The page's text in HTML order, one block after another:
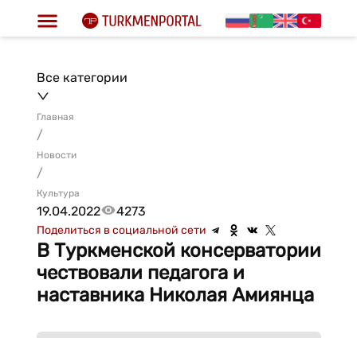
Все категории
Главная
/
Новости
/
Культура
19.04.2022 4273
Поделиться в социальной сети
В Туркменской консерватории
чествовали педагога и
наставника Николая Амиянца